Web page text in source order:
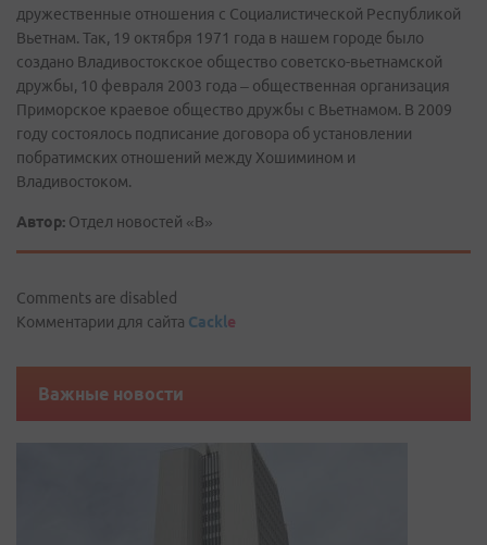
дружественные отношения с Социалистической Республикой
Вьетнам. Так, 19 октября 1971 года в нашем городе было
создано Владивостокское общество советско-вьетнамской
дружбы, 10 февраля 2003 года – общественная организация
Приморское краевое общество дружбы с Вьетнамом. В 2009
году состоялось подписание договора об установлении
побратимских отношений между Хошимином и
Владивостоком.
Автор: Отдел новостей «В»
Comments are disabled
Комментарии для сайта Cackle
Важные новости